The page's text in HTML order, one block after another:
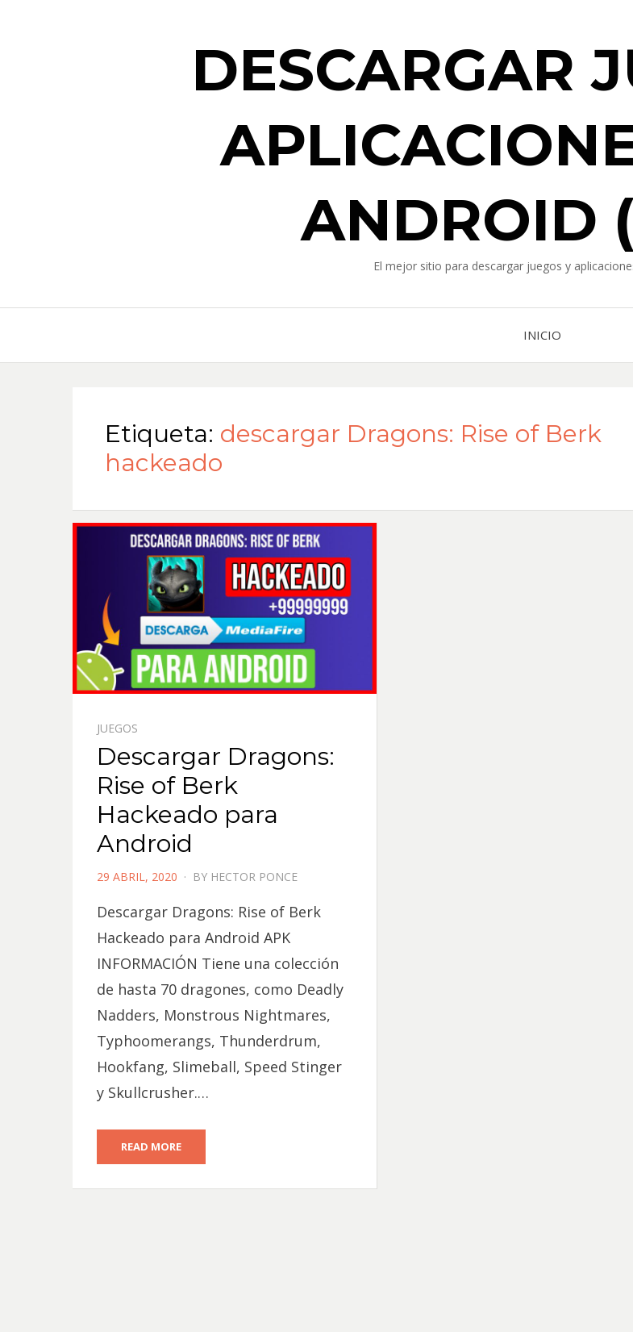
DESCARGAR
ANDROID
El mejor sitio para descargar juegos y
INICIO
Etiqueta: descargar Dragons: Rise of Berk
hackeado
JUEGOS
Descargar Dragons:
Rise of Berk
Hackeado para
Android
POSTED
29 ABRIL, 2020 BY HECTOR PONCE
Descargar Dragons: Rise of Berk
Hackeado para Android APK
INFORMACIÓN Tiene una colección
de hasta 70 dragones, como Deadly
Nadders, Monstrous Nightmares,
Typhoomerangs, Thunderdrum,
Hookfang, Slimeball, Speed Stinger
y Skullcrusher.…
READ MORE